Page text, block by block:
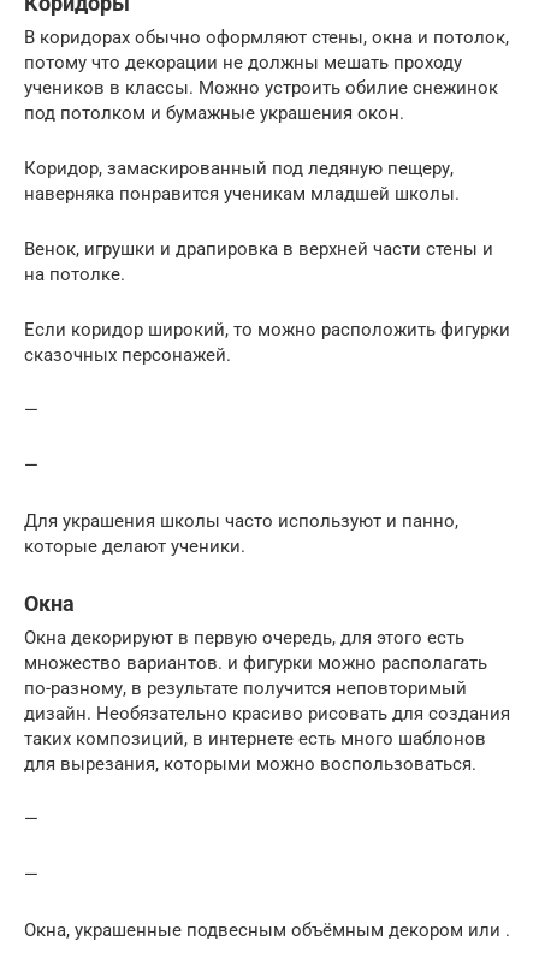
В коридорах обычно оформляют стены, окна и потолок,
потому что декорации не должны мешать проходу
учеников в классы. Можно устроить обилие снежинок
под потолком и бумажные украшения окон.
Коридор, замаскированный под ледяную пещеру,
наверняка понравится ученикам младшей школы.
Венок, игрушки и драпировка в верхней части стены и
на потолке.
Если коридор широкий, то можно расположить фигурки
сказочных персонажей.
—
—
Для украшения школы часто используют и панно,
которые делают ученики.
Окна
Окна декорируют в первую очередь, для этого есть
множество вариантов. и фигурки можно располагать
по-разному, в результате получится неповторимый
дизайн. Необязательно красиво рисовать для создания
таких композиций, в интернете есть много шаблонов
для вырезания, которыми можно воспользоваться.
—
—
Окна, украшенные подвесным объёмным декором или .